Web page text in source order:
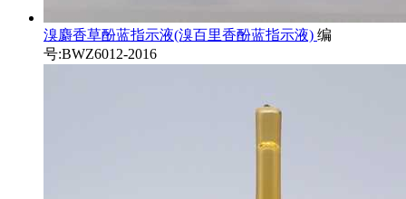
溴麝香草酚蓝指示液(溴百里香酚蓝指示液) 编
号:BWZ6012-2016